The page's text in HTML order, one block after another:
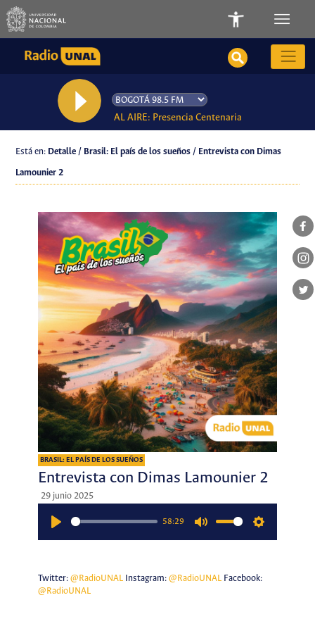
AL AIRE: Presencia Centenaria
Está en: Detalle / Brasil: El país de los sueños / Entrevista con Dimas
Lamounier 2
BRASIL: EL PAÍS DE LOS SUEÑOS
Entrevista con Dimas Lamounier 2
29 junio 2025
58:29
Twitter: @RadioUNALInstagram: @RadioUNALFacebook:
@RadioUNAL